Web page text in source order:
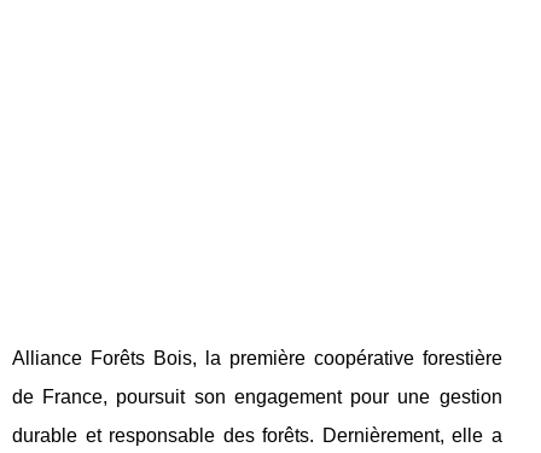
Alliance Forêts Bois, la première coopérative forestière
de France, poursuit son engagement pour une gestion
durable et responsable des forêts. Dernièrement, elle a